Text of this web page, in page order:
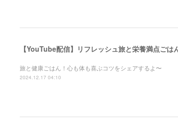
【YouTube配信】リフレッシュ旅と栄養満点ごは
旅と健康ごはん！心も体も喜ぶコツをシェアするよ〜
2024.12.17 04:10